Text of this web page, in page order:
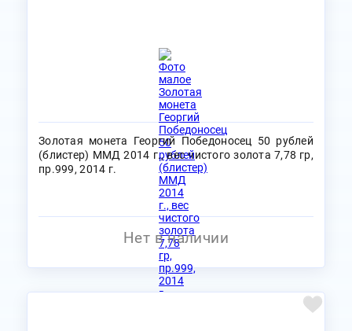
Золотая монета Георгий Победоносец 50 рублей
(блистер) ММД 2014 г., вес чистого золота 7,78 гр,
пр.999, 2014 г.
Нет в наличии